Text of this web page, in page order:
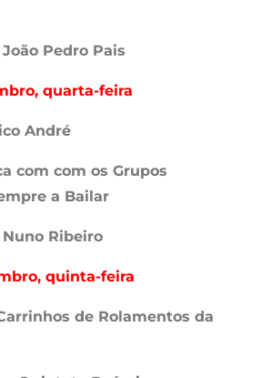
Pedro Pais
quarta-feira
André
com com os Grupos
a Bailar
Ribeiro
quinta-feira
de Rolamentos da